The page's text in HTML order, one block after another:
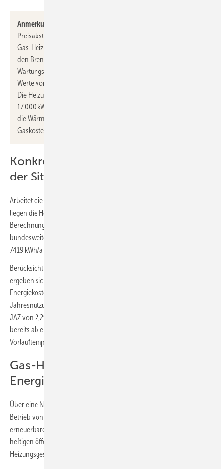
Anmerkung der TGA+E-Redaktion:
Preisabstand sogar größer als in dem Verivox-Bespiel, da ein
Gas-Heizkessel keinen Jahresnutzungsgrad von 1,0 bezogen auf
den Brennwert erreicht. Abhängig vom Alter, vom
Wartungszustand und von der Einstellung der Regelung sind
Werte von 0,95 bei optimalen Bedingungen bis 0,85 realistisch.
Die Heizungs-Wärmepumpe müsste dann nur 19 000 bzw.
17 000 kWh/a Wärme bereitstellen. Die Gesamt-Energiekosten für
die Wärmepumpe sind dann 34 bzw. 40 % niedriger als die
Gaskosten für Neukunden.
Konkrete Kosten stark abhängig von
der Situation vor Ort
Arbeitet die Wärmepumpe nur mit einer Jahresarbeitszahl von 2,7,
liegen die Heizkosten mit denen einer Gas-Heizung mit den
Berechnungsannahmen von Verivox gleichauf. Beim derzeitigen
bundesweiten Neukundenpreis summieren sich die Gesamtkosten für
7419 kWh/a Strom auf 2100 Euro/a.
Berücksichtigt man die realen Verhältnisse bei einem Gas-Heizkessel,
ergeben sich bei einem Jahresnutzungsgrad von 0,95 die gleichen
Energiekosten bei einer JAZ von 2,56 und bei einem
Jahresnutzungsgrad von 0,85 die gleichen Energiekosten bei einer
JAZ von 2,29. Neue Luft/Wasser-Wärmepumpenmodelle erreichen
bereits ab einer Außentemperatur von − 10 °C und einer
Vorlauftemperatur über 45 °C einen höheren COP.
Gas-Heizung mit 65 % erneuerbarer
Energie ab 2024
Über eine Novelle des Gebäudeenergiegesetzes soll ab 2024 der
Betrieb von ab dann neu eingebauten Heizungen mit mindestens 65 %
erneuerbaren Energien verpflichtend werden – in der bisweilen
heftigen öffentlichen Diskussion wird die Novelle deshalb auch oft als
Heizungsgesetz bezeichnet.